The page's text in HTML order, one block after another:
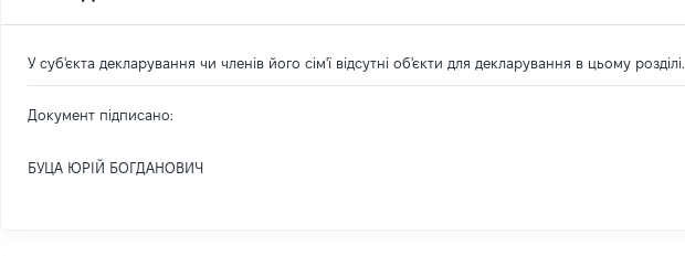
У суб'єкта декларування чи членів його сім'ї відсутні об'єкти для декларування в цьому розділі.
Документ підписано:
БУЦА ЮРІЙ БОГДАНОВИЧ